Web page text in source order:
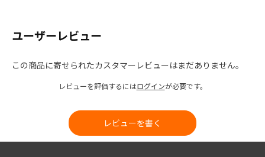
ユーザーレビュー
この商品に寄せられたカスタマーレビューはまだありません。
レビューを評価するにはログインが必要です。
レビューを書く